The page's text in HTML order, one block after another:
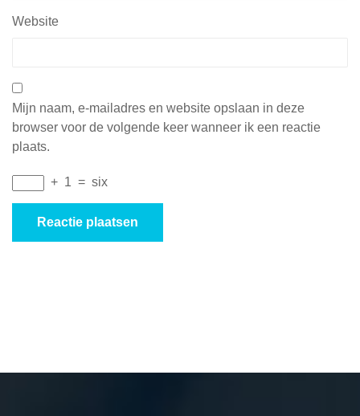
Website
Mijn naam, e-mailadres en website opslaan in deze
browser voor de volgende keer wanneer ik een reactie
plaats.
+ 1 = six